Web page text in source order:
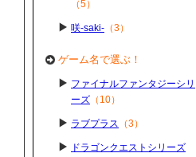
（5）
咲-saki- （3）
ゲーム名で選ぶ！
ファイナルファンタジーシリ
ーズ （10）
ラブプラス （3）
ドラゴンクエストシリーズ